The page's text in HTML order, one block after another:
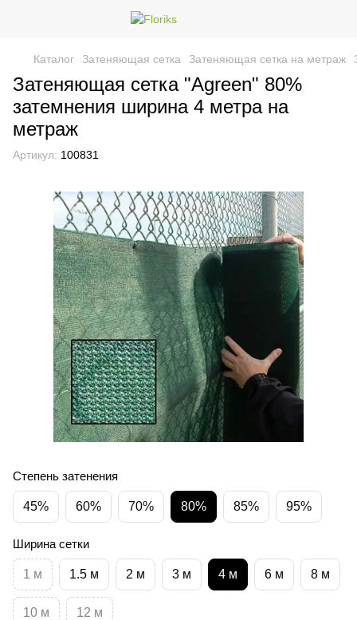
Каталог Затеняющая сетка Затеняющая сетка на метраж
Затеняющая сетка "Agreen" 80%
затемнения ширина 4 метра на
метраж
Артикул: 100831
Степень затенения
45% 60% 70% 80% 85% 95%
Ширина сетки
1 м 1.5 м 2 м 3 м 4 м 6 м 8 м
10 м 12 м